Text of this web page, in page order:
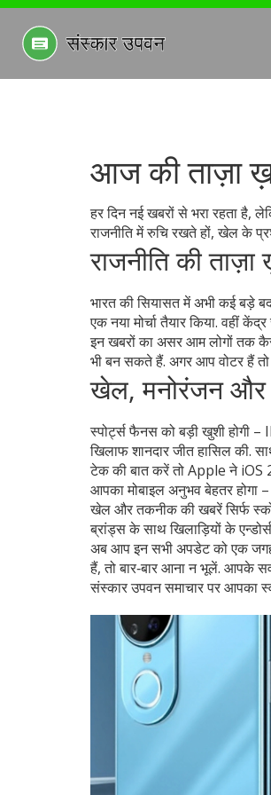
आज की ताज़ा
हर दिन नई खबरों से भरा रहता
राजनीति में रुचि रखते हों, खेल के
राजनीति की
भारत की सियासत में अभी कई बड़े
एक नया मोर्चा तैयार किया. वहीं
इन खबरों का असर आम लोगों तक
भी बन सकते हैं. अगर आप वोटर हैं
खेल, मनोरंजन
स्पोर्ट्स फैनस को बड़ी खुशी होगी
खिलाफ शानदार जीत हासिल की.
टेक की बात करें तो Apple ने iOS
आपका मोबाइल अनुभव बेहतर होगा
खेल और तकनीक की खबरें सिर्फ
ब्रांड्स के साथ खिलाड़ियों के
अब आप इन सभी अपडेट को एक जगह
हैं, तो बार‑बार आना न भूलें. आपके
संस्कार उपवन समाचार पर आपका